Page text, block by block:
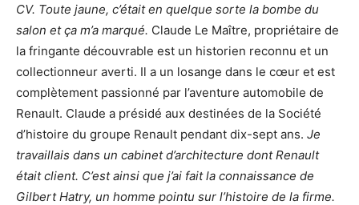
CV. Toute jaune, c’était en quelque sorte la bombe du
salon et ça m’a marqué. Claude Le Maître, propriétaire de
la fringante découvrable est un historien reconnu et un
collectionneur averti. Il a un losange dans le cœur et est
complètement passionné par l’aventure automobile de
Renault. Claude a présidé aux destinées de la Société
d’histoire du groupe Renault pendant dix-sept ans. Je
travaillais dans un cabinet d’architecture dont Renault
était client. C’est ainsi que j’ai fait la connaissance de
Gilbert Hatry, un homme pointu sur l’histoire de la firme.